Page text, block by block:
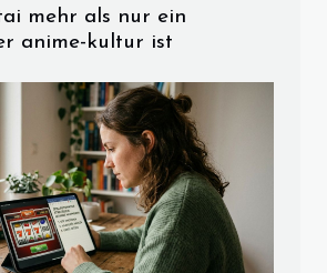
mehr als nur ein
anime-kultur ist